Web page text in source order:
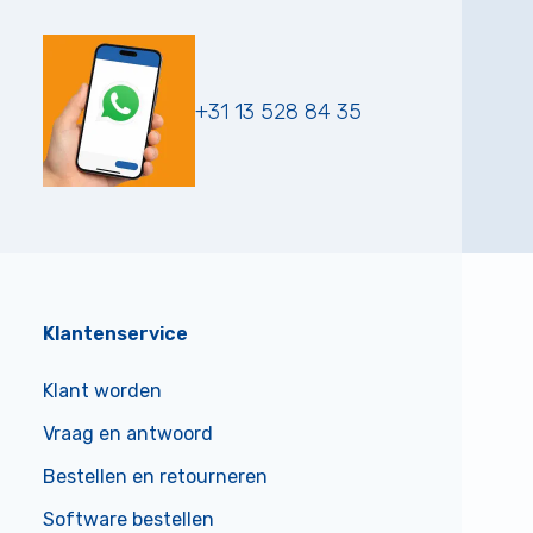
+31 13 528 84 35
Klantenservice
Klant worden
Vraag en antwoord
Bestellen en retourneren
Software bestellen